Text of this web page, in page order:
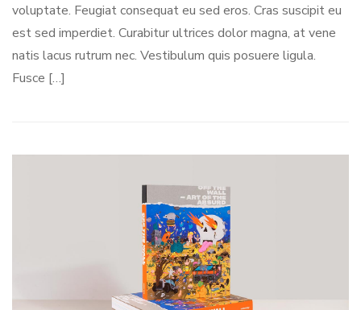
voluptate. Feugiat consequat eu sed eros. Cras suscipit eu
est sed imperdiet. Curabitur ultrices dolor magna, at vene
natis lacus rutrum nec. Vestibulum quis posuere ligula.
Fusce […]